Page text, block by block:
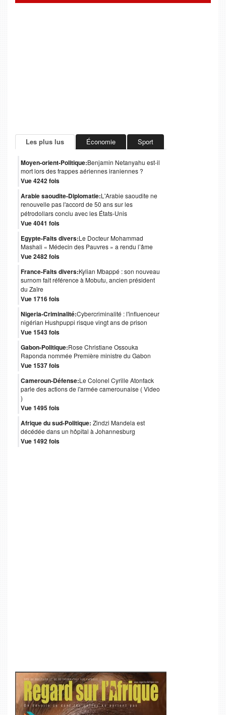
Les plus lus Économie Sport
Moyen-orient-Politique:Benjamin Netanyahu est-il
mort lors des frappes aériennes iraniennes ?
Vue 4242 fois
Arabie saoudite-Diplomatie:L'Arabie saoudite ne
renouvelle pas l'accord de 50 ans sur les
pétrodollars conclu avec les États-Unis
Vue 4041 fois
Egypte-Faits divers:Le Docteur Mohammad
Mashali « Médecin des Pauvres » a rendu l’âme
Vue 2482 fois
France-Faits divers:Kylian Mbappé : son nouveau
surnom fait référence à Mobutu, ancien président
du Zaïre
Vue 1716 fois
Nigeria-Criminalité:Cybercriminalité : l'influenceur
nigérian Hushpuppi risque vingt ans de prison
Vue 1543 fois
Gabon-Politique:Rose Christiane Ossouka
Raponda nommée Première ministre du Gabon
Vue 1537 fois
Cameroun-Défense:Le Colonel Cyrille Atonfack
parle des actions de l'armée camerounaise ( Video
)
Vue 1495 fois
Afrique du sud-Politique: Zindzi Mandela est
décédée dans un hôpital à Johannesburg
Vue 1492 fois